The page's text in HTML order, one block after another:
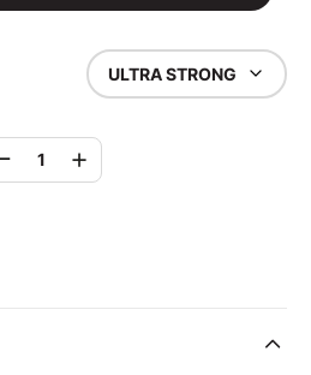
ULTRA STRONG
1